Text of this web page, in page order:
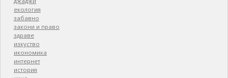
екология
забавно
закони и право
здраве
изкуство
икономика
интернет
история